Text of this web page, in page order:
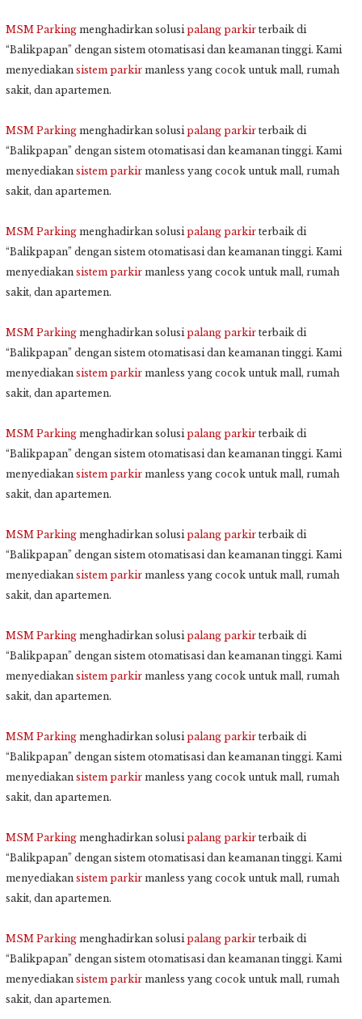
MSM Parking menghadirkan solusipalang parkir terbaik di
“Balikpapan” dengan sistem otomatisasi dan keamanan tinggi. Kami
menyediakan sistem parkir manless yang cocok untuk mall, rumah
sakit, dan apartemen.
MSM Parking menghadirkan solusipalang parkir terbaik di
“Balikpapan” dengan sistem otomatisasi dan keamanan tinggi. Kami
menyediakan sistem parkir manless yang cocok untuk mall, rumah
sakit, dan apartemen.
MSM Parking menghadirkan solusipalang parkir terbaik di
“Balikpapan” dengan sistem otomatisasi dan keamanan tinggi. Kami
menyediakan sistem parkir manless yang cocok untuk mall, rumah
sakit, dan apartemen.
MSM Parking menghadirkan solusipalang parkir terbaik di
“Balikpapan” dengan sistem otomatisasi dan keamanan tinggi. Kami
menyediakan sistem parkir manless yang cocok untuk mall, rumah
sakit, dan apartemen.
MSM Parking menghadirkan solusipalang parkir terbaik di
“Balikpapan” dengan sistem otomatisasi dan keamanan tinggi. Kami
menyediakan sistem parkir manless yang cocok untuk mall, rumah
sakit, dan apartemen.
MSM Parking menghadirkan solusipalang parkir terbaik di
“Balikpapan” dengan sistem otomatisasi dan keamanan tinggi. Kami
menyediakan sistem parkir manless yang cocok untuk mall, rumah
sakit, dan apartemen.
MSM Parking menghadirkan solusipalang parkir terbaik di
“Balikpapan” dengan sistem otomatisasi dan keamanan tinggi. Kami
menyediakan sistem parkir manless yang cocok untuk mall, rumah
sakit, dan apartemen.
MSM Parking menghadirkan solusipalang parkir terbaik di
“Balikpapan” dengan sistem otomatisasi dan keamanan tinggi. Kami
menyediakan sistem parkir manless yang cocok untuk mall, rumah
sakit, dan apartemen.
MSM Parking menghadirkan solusipalang parkir terbaik di
“Balikpapan” dengan sistem otomatisasi dan keamanan tinggi. Kami
menyediakan sistem parkir manless yang cocok untuk mall, rumah
sakit, dan apartemen.
MSM Parking menghadirkan solusipalang parkir terbaik di
“Balikpapan” dengan sistem otomatisasi dan keamanan tinggi. Kami
menyediakan sistem parkir manless yang cocok untuk mall, rumah
sakit, dan apartemen.